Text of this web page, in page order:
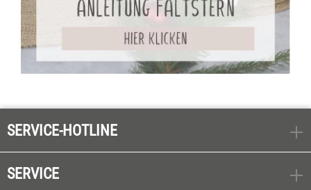
SERVICE-HOTLINE
SERVICE